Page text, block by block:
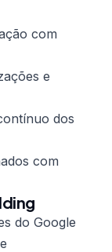
com
e
dos
com
do Google